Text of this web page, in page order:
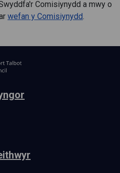
Comisiynydd a mwy o
wefan y Comisiynydd.